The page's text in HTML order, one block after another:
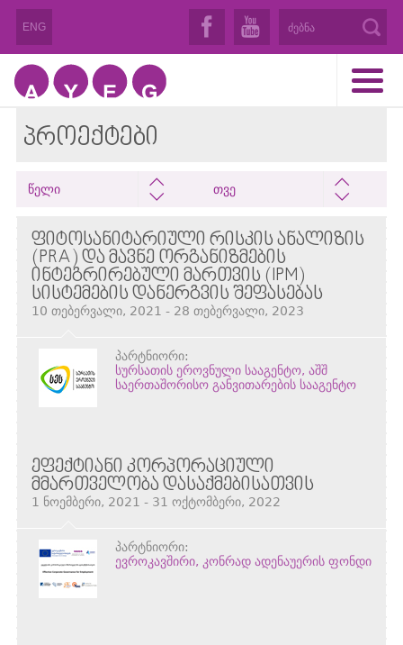
ENG
ᲞᲠᲝᲔᲥᲢᲔᲑᲘ
თვე
წელი
ᲤᲘᲢᲝᲡᲐᲜᲘᲢᲐᲠᲘᲣᲚᲘ ᲠᲘᲡᲙᲘᲡ ᲐᲜᲐᲚᲘᲖᲘᲡ
(PRA) ᲓᲐ ᲛᲐᲕᲜᲔ ᲝᲠᲒᲐᲜᲘᲖᲛᲔᲑᲘᲡ
ᲘᲜᲢᲔᲒᲠᲘᲠᲔᲑᲣᲚᲘ ᲛᲐᲠᲗᲕᲘᲡ (IPM)
ᲡᲘᲡᲢᲔᲛᲔᲑᲘᲡ ᲓᲐᲜᲔᲠᲒᲕᲘᲡ ᲨᲔᲤᲐᲡᲔᲑᲐᲡ
10 თებერვალი, 2021 - 28 თებერვალი, 2023
პარტნიორი:
სურსათის ეროვნული სააგენტო, აშშ
საერთაშორისო განვითარების სააგენტო
ᲔᲤᲔᲥᲢᲘᲐᲜᲘ ᲙᲝᲠᲞᲝᲠᲐᲪᲘᲣᲚᲘ
ᲛᲛᲐᲠᲗᲕᲔᲚᲝᲑᲐ ᲓᲐᲡᲐᲥᲛᲔᲑᲘᲡᲐᲗᲕᲘᲡ
1 ნოემბერი, 2021 - 31 ოქტომბერი, 2022
პარტნიორი:
ევროკავშირი, კონრად ადენაუერის ფონდი